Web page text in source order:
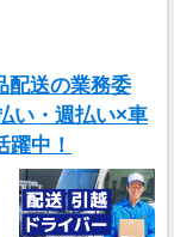
配送の業務委
い・週払い×車
中！